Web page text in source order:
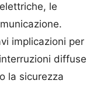
le
implicazioni per
diffuse
la sicurezza